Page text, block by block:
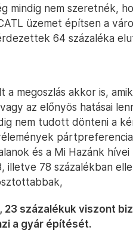
mindig nem szeretnék,
üzemet építsen a
64 százaléka
a megoszlás akkor is,
az előnyös hatásai
nem tudott dönteni a
és a Mi Hazánk
illetve 78 százalékban
23 százalékuk viszont
a gyár építését.